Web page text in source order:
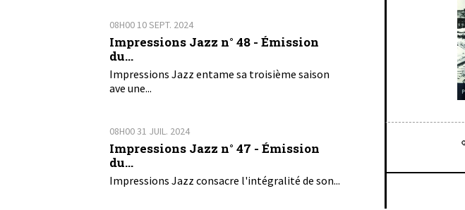
08H00 10SEPT. 2024
Impressions Jazz n° 48 - Émission
du...
Impressions Jazz entame sa troisième saison
ave une...
08H0031 JUIL. 2024
Impressions Jazz n° 47 - Émission
du...
Impressions Jazz consacre l'intégralité de son...